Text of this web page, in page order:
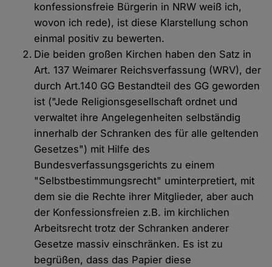
konfessionsfreie Bürgerin in NRW weiß ich,
wovon ich rede), ist diese Klarstellung schon
einmal positiv zu bewerten.
Die beiden großen Kirchen haben den Satz in
Art. 137 Weimarer Reichsverfassung (WRV), der
durch Art.140 GG Bestandteil des GG geworden
ist ("Jede Religionsgesellschaft ordnet und
verwaltet ihre Angelegenheiten selbständig
innerhalb der Schranken des für alle geltenden
Gesetzes") mit Hilfe des
Bundesverfassungsgerichts zu einem
"Selbstbestimmungsrecht" uminterpretiert, mit
dem sie die Rechte ihrer Mitglieder, aber auch
der Konfessionsfreien z.B. im kirchlichen
Arbeitsrecht trotz der Schranken anderer
Gesetze massiv einschränken. Es ist zu
begrüßen, dass das Papier diese